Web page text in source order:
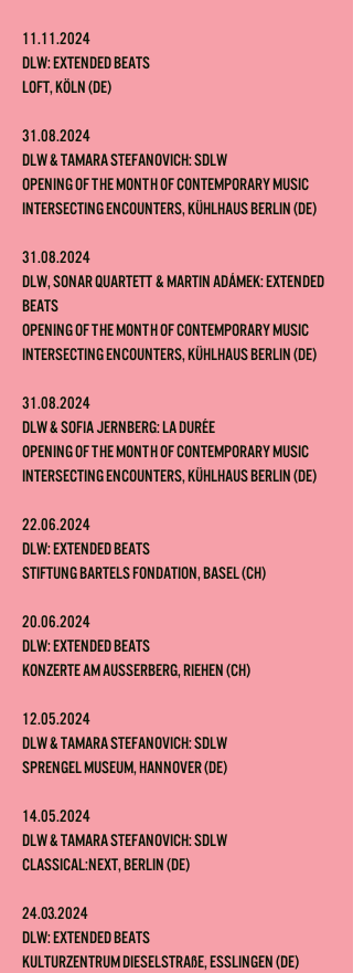
11.11.2024
DLW: Extended Beats
Loft, Köln (DE)
31.08.2024
DLW&Tamara Stefanovich: SDLW
Opening of the Month of Contemporary Music
Intersecting Encounters, Kühlhaus Berlin (DE)
31.08.2024
DLW,Sonar Quartett& Martin Adámek: Extended
Beats
Opening of the Month of Contemporary Music
Intersecting Encounters, Kühlhaus Berlin (DE)
31.08.2024
DLW & Sofia Jernberg: La durée
Opening of the Month of Contemporary Music
Intersecting Encounters, Kühlhaus Berlin (DE)
22.06.2024
DLW: Extended Beats
Stiftung Bartels Fondation, Basel (CH)
20.06.2024
DLW: Extended Beats
Konzerte am Ausserberg, Riehen (CH)
12.05.2024
DLW & Tamara Stefanovich: SDLW
Sprengel Museum, Hannover (DE)
14.05.2024
DLW & Tamara Stefanovich: SDLW
Classical:NEXT, Berlin (DE)
24.03.2024
DLW: Extended Beats
Kulturzentrum Dieselstraße, Esslingen (DE)